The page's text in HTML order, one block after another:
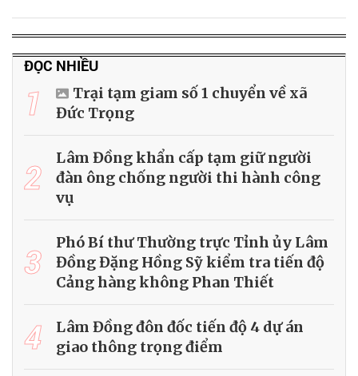
ĐỌC NHIỀU
1
Trại tạm giam số 1 chuyển về xã
Đức Trọng
2
Lâm Đồng khẩn cấp tạm giữ người
đàn ông chống người thi hành công
vụ
3
Phó Bí thư Thường trực Tỉnh ủy Lâm
Đồng Đặng Hồng Sỹ kiểm tra tiến độ
Cảng hàng không Phan Thiết
4
Lâm Đồng đôn đốc tiến độ 4 dự án
giao thông trọng điểm